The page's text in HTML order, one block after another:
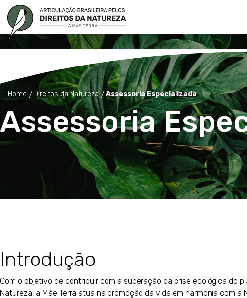
Home Direitos da Natureza Assessoria Especializada
Assessoria
Introdução
Com o objetivo de contribuir com a superação da crise ecológica do
Natureza, a Mãe Terra atua na promoção da vida em harmonia com